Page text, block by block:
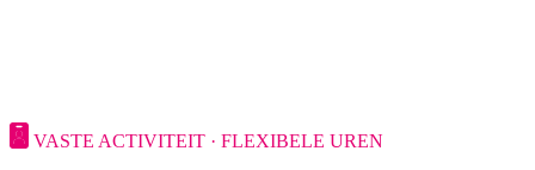
VASTE ACTIVITEIT · FLEXIBELE UREN